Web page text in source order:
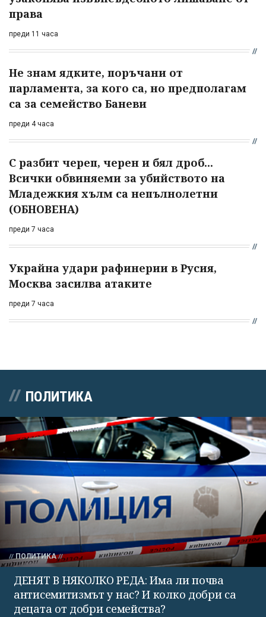
права
преди 11 часа
Не знам ядките, поръчани от
парламента, за кого са, но предполагам
са за семейство Баневи
преди 4 часа
С разбит череп, черен и бял дроб...
Всички обвиняеми за убийството на
Младежкия хълм са непълнолетни
(ОБНОВЕНА)
преди 7 часа
Украйна удари рафинерии в Русия,
Москва засилва атаките
преди 7 часа
ПОЛИТИКА
ПОЛИТИКА
ДЕНЯТ В НЯКОЛКО РЕДА: Има ли почва
антисемитизмът у нас? И колко добри са
децата от добри семейства?